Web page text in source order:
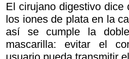
El cirujano digestivo dice
los iones de plata en la
así se cumple la
mascarilla: evitar el